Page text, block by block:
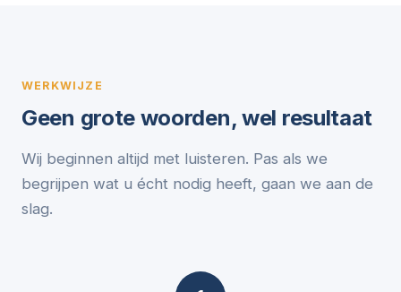
WERKWIJZE
Geen grote woorden, wel resultaat
Wij beginnen altijd met luisteren. Pas als we
begrijpen wat u écht nodig heeft, gaan we aan de
slag.